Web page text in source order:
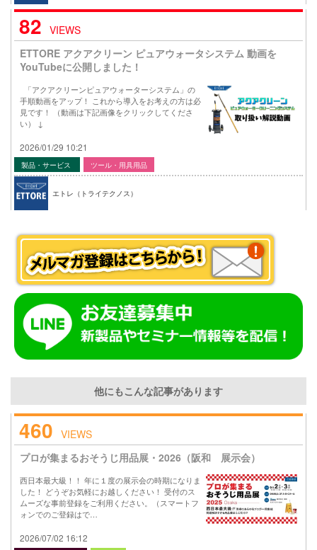
82 VIEWS
ETTORE アクアクリーン ピュアウォータシステム 動画を
YouTubeに公開しました！
「アクアクリーンピュアウォーターシステム」の
手順動画をアップ！ これから導入をお考えの方は必
見です！ （動画は下記画像をクリックしてくださ
い） ↓
2026/01/29 10:21
製品・サービス ツール・用具用品
エトレ（トライテクノス）
他にもこんな記事があります
460 VIEWS
プロが集まるおそうじ用品展・2026（阪和 展示会）
西日本最大級！！ 年に１度の展示会の時期になりま
した！ どうぞお気軽にお越しください！ 受付のス
ムーズな事前登録をご利用ください。（スマートフ
ォンでのご登録はで…
2026/07/02 16:12